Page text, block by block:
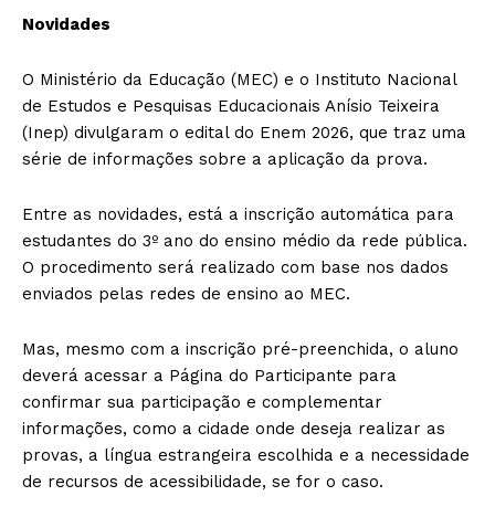
Novidades
O Ministério da Educação (MEC) e o Instituto Nacional
de Estudos e Pesquisas Educacionais Anísio Teixeira
(Inep) divulgaram o edital do Enem 2026, que traz uma
série de informações sobre a aplicação da prova.
Entre as novidades, está a inscrição automática para
estudantes do 3º ano do ensino médio da rede pública.
O procedimento será realizado com base nos dados
enviados pelas redes de ensino ao MEC.
Mas, mesmo com a inscrição pré-preenchida, o aluno
deverá acessar a Página do Participante para
confirmar sua participação e complementar
informações, como a cidade onde deseja realizar as
provas, a língua estrangeira escolhida e a necessidade
de recursos de acessibilidade, se for o caso.